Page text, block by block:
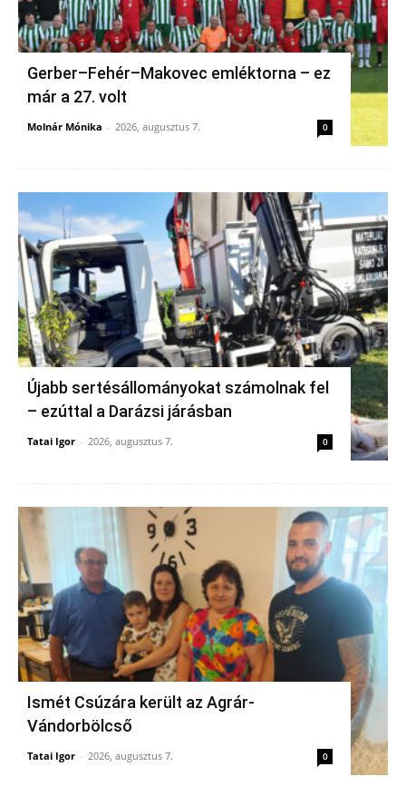
Gerber–Fehér–Makovec emléktorna – ez
már a 27. volt
Molnár Mónika - 2026, augusztus 7. 0
Újabb sertésállományokat számolnak fel
– ezúttal a Darázsi járásban
Tatai Igor - 2026, augusztus 7. 0
Ismét Csúzára került az Agrár-
Vándorbölcső
Tatai Igor - 2026, augusztus 7. 0